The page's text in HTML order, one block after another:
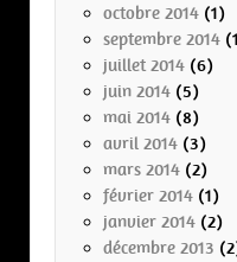
octobre 2014 (1)
septembre 2014
juillet 2014 (6)
juin 2014 (5)
mai 2014 (8)
avril 2014 (3)
mars 2014 (2)
février 2014 (1)
janvier 2014 (2)
décembre 2013